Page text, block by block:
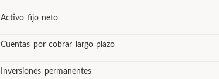
Activo fijo neto
Cuentas por cobrar largo plazo
Inversiones permanentes